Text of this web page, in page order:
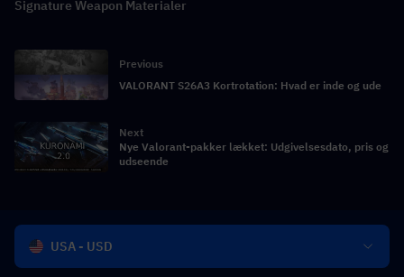
Signature Weapon Materialer
Previous
VALORANT S26A3 Kortrotation: Hvad er inde og ude
Next
Nye Valorant-pakker lækket: Udgivelsesdato, pris og
udseende
USA - USD